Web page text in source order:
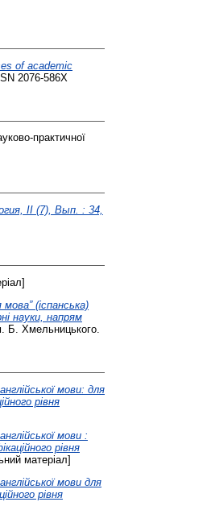
of academic
2076-586Х
практичної
II (7), Вып. : 34,
(іспанська)
науки, напрям
Б. Хмельницького.
мови: для
рівня
мови :
рівня
матеріал]
мови для
рівня